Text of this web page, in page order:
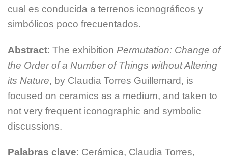
cual es conducida a terrenos iconográficos y
simbólicos poco frecuentados.
Abstract: The exhibition Permutation: Change of
the Order of a Number of Things without Altering
its Nature, by Claudia Torres Guillemard, is
focused on ceramics as a medium, and taken to
not very frequent iconographic and symbolic
discussions.
Palabras clave: Cerámica, Claudia Torres,